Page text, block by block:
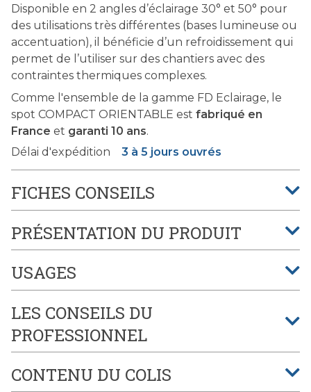
Disponible en 2 angles d’éclairage 30° et 50° pour
des utilisations très différentes (bases lumineuse ou
accentuation), il bénéficie d’un refroidissement qui
permet de l’utiliser sur des chantiers avec des
contraintes thermiques complexes.
Comme l'ensemble de la gamme FD Eclairage, le
spot COMPACT ORIENTABLE est fabriqué en
France et garanti 10 ans.
Délai d'expédition
3 à 5 jours ouvrés
FICHES CONSEILS
PRÉSENTATION DU PRODUIT
USAGES
LES CONSEILS DU
PROFESSIONNEL
CONTENU DU COLIS